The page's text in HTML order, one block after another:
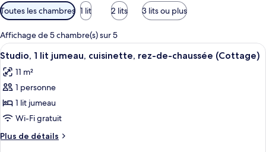
Filtres
disponibles
pour
les
chambres
Toutes les chambres 1 lit 2 lits 3 lits ou plus
Affichage de 5 chambre(s) sur 5
Afficher
toutes
les
photos
pour
ce
type
de
Une salle de bain avec un miroir
2
Studio, 1 lit jumeau, cuisinette, rez-de-chaussée (Cottage)
11 m²
1 personne
1 lit jumeau
Wi-Fi gratuit
Plus de détails
Plus